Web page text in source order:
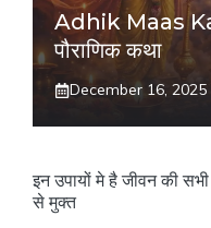
Adhik Maas
पौराणिक कथा
December 16, 2025
इन उपायों मे है जीवन की
से मुक्त